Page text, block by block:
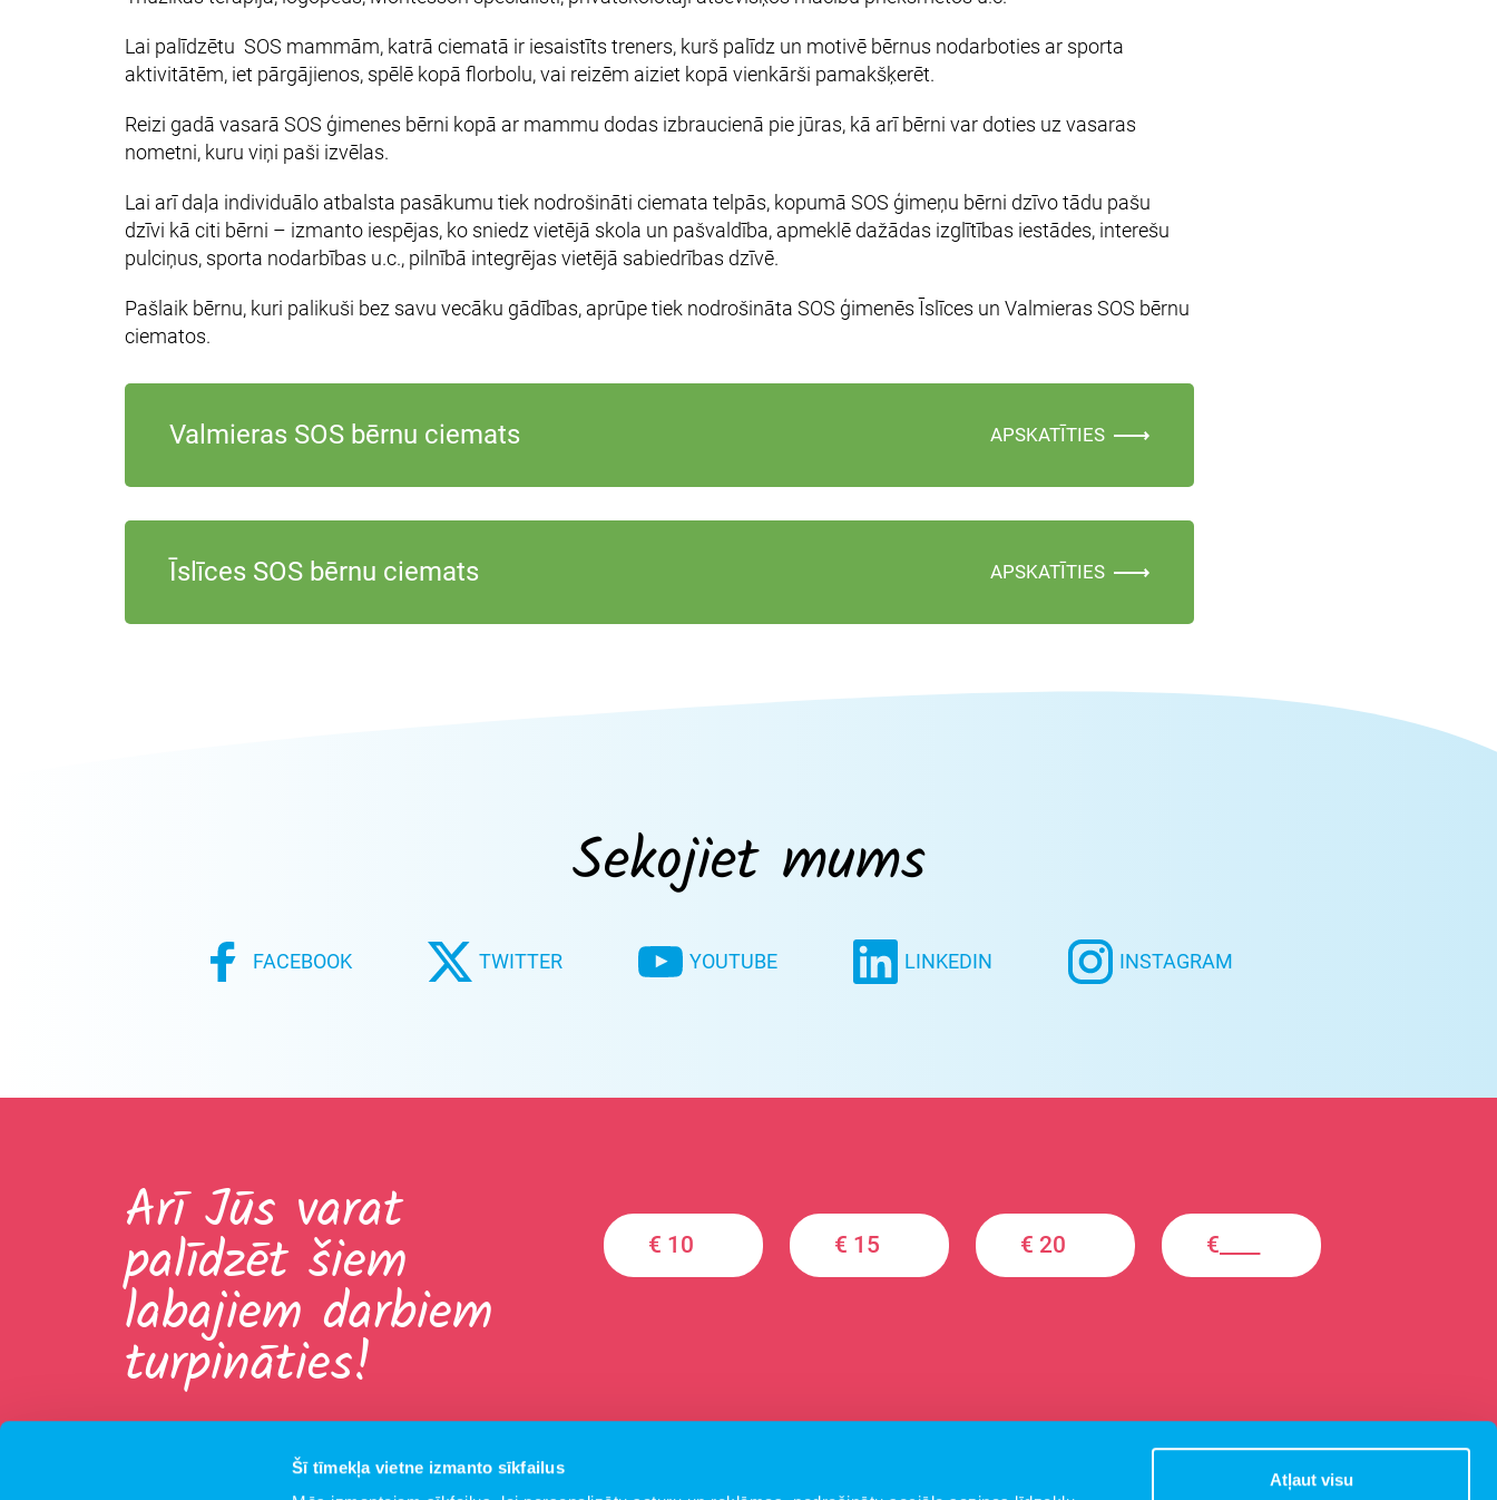
Šī tīmekļa vietne izmanto sīkfailus
Atļaut visu
Lai palīdzētu SOS mammām, katrā ciematā ir iesaistīts treners, kurš palīdz un motivē bērnus nodarboties ar sporta
aktivitātēm, iet pārgājienos, spēlē kopā florbolu, vai reizēm aiziet kopā vienkārši pamakšķerēt.
Reizi gadā vasarā SOS ģimenes bērni kopā ar mammu dodas izbraucienā pie jūras, kā arī bērni var doties uz vasaras
nometni, kuru viņi paši izvēlas.
Lai arī daļa individuālo atbalsta pasākumu tiek nodrošināti ciemata telpās, kopumā SOS ģimeņu bērni dzīvo tādu pašu
dzīvi kā citi bērni – izmanto iespējas, ko sniedz vietējā skola un pašvaldība, apmeklē dažādas izglītības iestādes, interešu
pulciņus, sporta nodarbības u.c., pilnībā integrējas vietējā sabiedrības dzīvē.
Pašlaik bērnu, kuri palikuši bez savu vecāku gādības, aprūpe tiek nodrošināta SOS ģimenēs Īslīces un Valmieras SOS bērnu
ciematos.
Valmieras SOS bērnu ciemats APSKATĪTIES
Īslīces SOS bērnu ciemats APSKATĪTIES
Sekojiet mums
FACEBOOK TWITTER YOUTUBE LINKEDIN INSTAGRAM
Arī Jūs varat
palīdzēt šiem
labajiem darbiem
turpināties!
€ 10 € 15 € 20 €____